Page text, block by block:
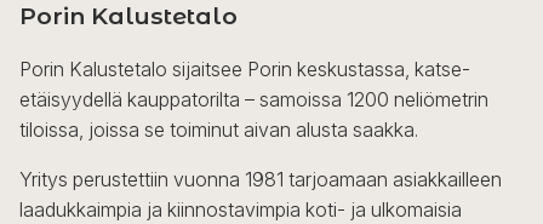
muunnelma.
tehdä
valinnat
tuotteen
sivulla.
Porin Kalustetalo
Porin Kalustetalo sijaitsee Porin keskustassa, katse-
etäisyydellä kauppatorilta – samoissa 1200 neliömetrin
tiloissa, joissa se toiminut aivan alusta saakka.
Yritys perustettiin vuonna 1981 tarjoamaan asiakkailleen
laadukkaimpia ja kiinnostavimpia koti- ja ulkomaisia